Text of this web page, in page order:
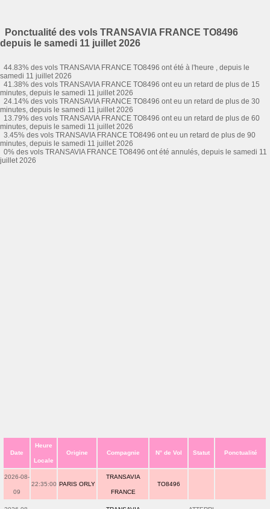
Ponctualité des vols TRANSAVIA FRANCE TO8496
depuis le samedi 11 juillet 2026
44.83% des vols TRANSAVIA FRANCE TO8496 ont été à l'heure , depuis le
samedi 11 juillet 2026
41.38% des vols TRANSAVIA FRANCE TO8496 ont eu un retard de plus de 15
minutes, depuis le samedi 11 juillet 2026
24.14% des vols TRANSAVIA FRANCE TO8496 ont eu un retard de plus de 30
minutes, depuis le samedi 11 juillet 2026
13.79% des vols TRANSAVIA FRANCE TO8496 ont eu un retard de plus de 60
minutes, depuis le samedi 11 juillet 2026
3.45% des vols TRANSAVIA FRANCE TO8496 ont eu un retard de plus de 90
minutes, depuis le samedi 11 juillet 2026
0% des vols TRANSAVIA FRANCE TO8496 ont été annulés, depuis le samedi 11
juillet 2026
Date
Heure
Locale
Origine Compagnie N° de Vol Statut Ponctualité
2026-08-
09
22:35:00 PARIS ORLY
TRANSAVIA
FRANCE
TO8496